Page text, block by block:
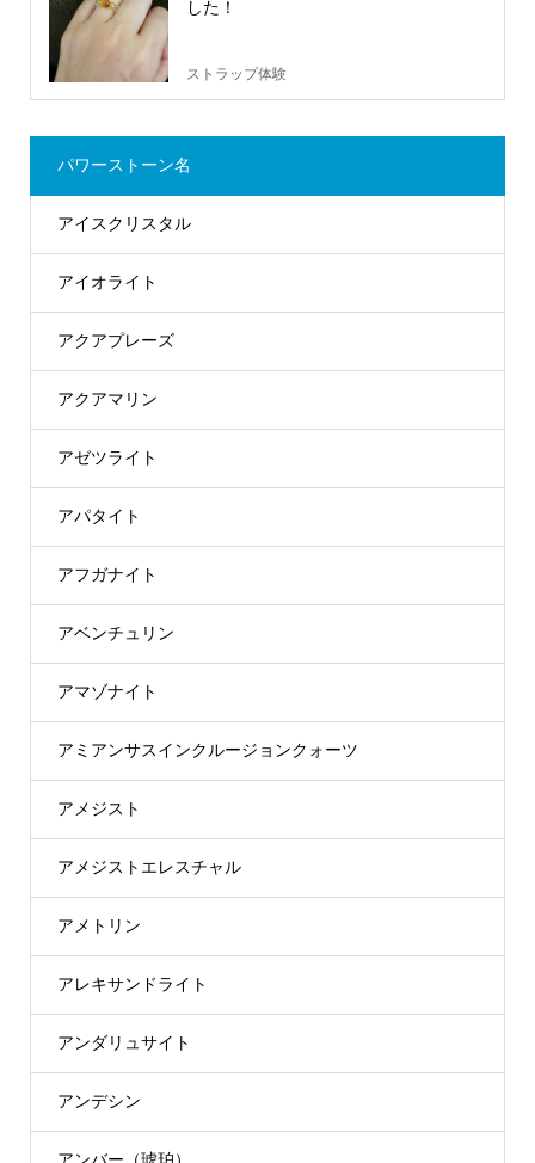
した！
ストラップ体験
パワーストーン名
アイスクリスタル
アイオライト
アクアプレーズ
アクアマリン
アゼツライト
アパタイト
アフガナイト
アベンチュリン
アマゾナイト
アミアンサスインクルージョンクォーツ
アメジスト
アメジストエレスチャル
アメトリン
アレキサンドライト
アンダリュサイト
アンデシン